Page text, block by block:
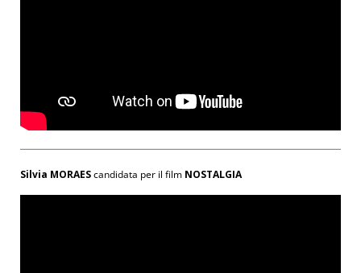
Silvia MORAEScandidata per il film NOSTALGIA